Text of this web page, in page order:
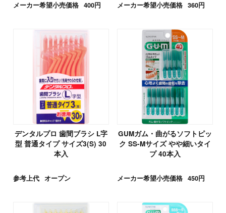
メーカー希望小売価格 400円 メーカー希望小売価格 360円
デンタルプロ 歯間ブラシ L字
型 普通タイプ サイズ3(S) 30
本入
参考上代 オープン
GUMガム・曲がるソフトピッ
ク SS-Mサイズ やや細いタイ
プ 40本入
メーカー希望小売価格 450円